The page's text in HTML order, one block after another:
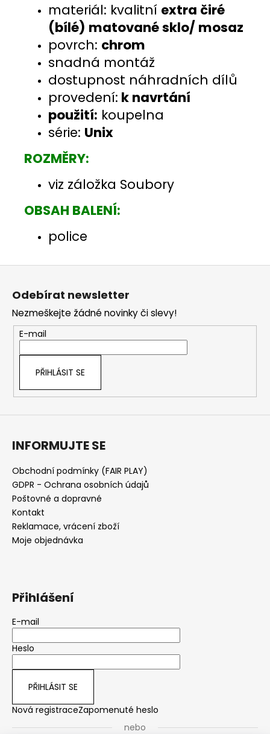
materiál: kvalitní extra čiré
(bílé) matované sklo/ mosaz
povrch: chrom
snadná montáž
dostupnost náhradních dílů
provedení: k navrtání
použití: koupelna
série: Unix
ROZMĚRY:
viz záložka Soubory
OBSAH BALENÍ:
police
Z
Odebírat newsletter
Nezmeškejte žádné novinky či slevy!
E-mail
PŘIHLÁSIT SE
INFORMUJTE SE
Obchodní podmínky (FAIR PLAY)
GDPR - Ochrana osobních údajů
Poštovné a dopravné
Kontakt
Reklamace, vrácení zboží
Moje objednávka
Přihlášení
E-mail
Heslo
PŘIHLÁSIT SE
Nová registraceZapomenuté heslo
nebo